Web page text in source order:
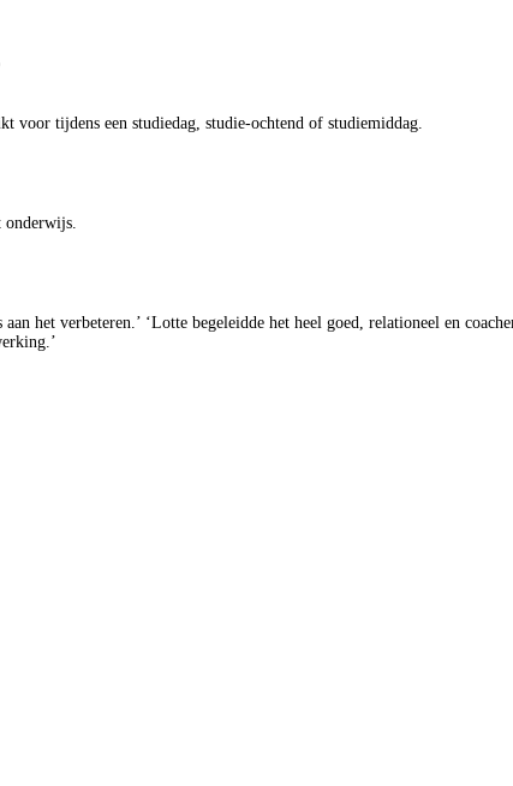
voor tijdens een studiedag, studie-ochtend of studiemiddag.
onderwijs.
het verbeteren.’ ‘Lotte begeleidde het heel goed, relationeel en